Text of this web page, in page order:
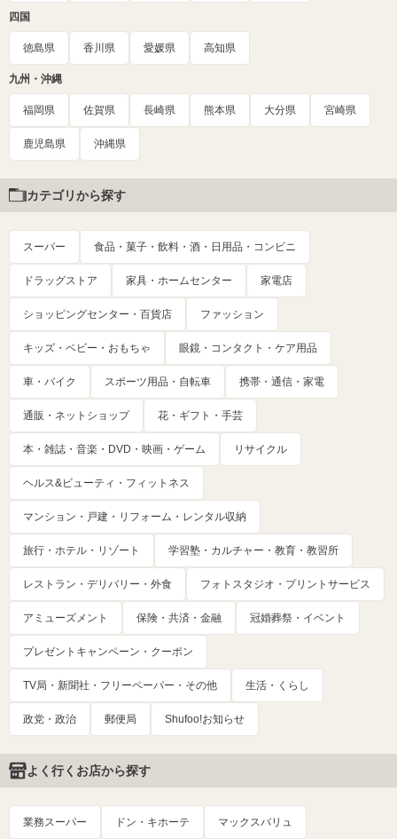
四国
徳島県 香川県 愛媛県 高知県
九州・沖縄
福岡県 佐賀県 長崎県 熊本県 大分県 宮崎県
鹿児島県 沖縄県
カテゴリから探す
スーパー 食品・菓子・飲料・酒・日用品・コンビニ
ドラッグストア 家具・ホームセンター 家電店
ショッピングセンター・百貨店 ファッション
キッズ・ベビー・おもちゃ 眼鏡・コンタクト・ケア用品
車・バイク スポーツ用品・自転車 携帯・通信・家電
通販・ネットショップ 花・ギフト・手芸
本・雑誌・音楽・DVD・映画・ゲーム リサイクル
ヘルス&ビューティ・フィットネス
マンション・戸建・リフォーム・レンタル収納
旅行・ホテル・リゾート 学習塾・カルチャー・教育・教習所
レストラン・デリバリー・外食 フォトスタジオ・プリントサービス
アミューズメント 保険・共済・金融 冠婚葬祭・イベント
プレゼントキャンペーン・クーポン
TV局・新聞社・フリーペーパー・その他 生活・くらし
政党・政治 郵便局 Shufoo!お知らせ
よく行くお店から探す
業務スーパー ドン・キホーテ マックスバリュ